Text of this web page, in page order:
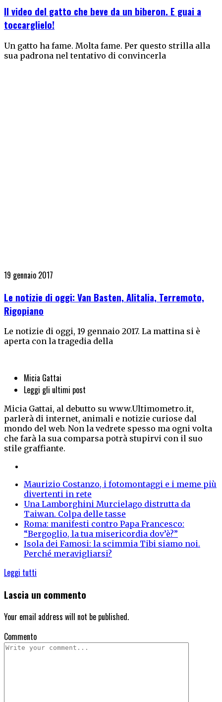
Il video del gatto che beve da un biberon. E guai a
toccarglielo!
Un gatto ha fame. Molta fame. Per questo strilla alla
sua padrona nel tentativo di convincerla
19 gennaio 2017
Le notizie di oggi: Van Basten, Alitalia, Terremoto,
Rigopiano
Le notizie di oggi, 19 gennaio 2017. La mattina si è
aperta con la tragedia della
Micia Gattai
Leggi gli ultimi post
Micia Gattai, al debutto su www.Ultimometro.it,
parlerà di internet, animali e notizie curiose dal
mondo del web. Non la vedrete spesso ma ogni volta
che farà la sua comparsa potrà stupirvi con il suo
stile graffiante.
Maurizio Costanzo, i fotomontaggi e i meme più
divertenti in rete
Una Lamborghini Murcielago distrutta da
Taiwan. Colpa delle tasse
Roma: manifesti contro Papa Francesco:
“Bergoglio, la tua misericordia dov’è?”
Isola dei Famosi: la scimmia Tibi siamo noi.
Perché meravigliarsi?
Leggi tutti
Lascia un commento
Your email address will not be published.
Commento